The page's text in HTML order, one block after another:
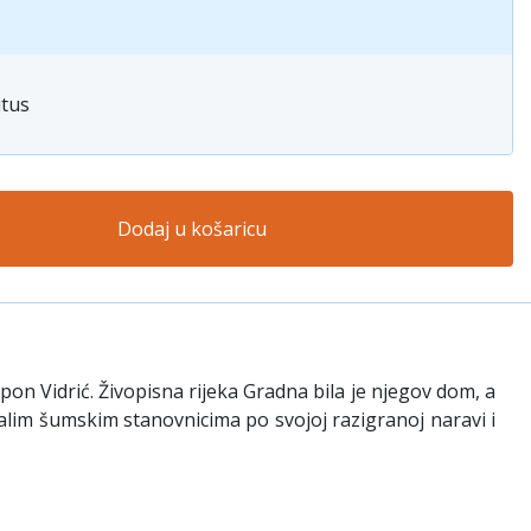
Dodaj u košaricu
Vidrić. Živopisna rijeka Gradna bila je njegov dom, a
šumskim stanovnicima po svojoj razigranoj naravi i